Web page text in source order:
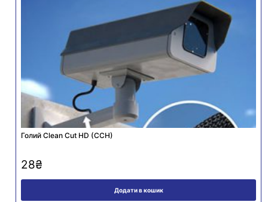
Голий Clean Cut HD (CCH)
28₴
Додати в кошик